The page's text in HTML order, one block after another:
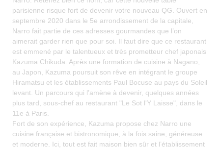
parisienne risque fort de devenir votre nouveau QG. Ouvert en
septembre 2020 dans le 5e arrondissement de la capitale,
Narro fait partie de ces adresses gourmandes que l’on
aimerait garder rien que pour soi. Il faut dire que ce restaurant
est emmené par le talentueux et très prometteur chef japonais
Kazuma Chikuda. Après une formation de cuisine à Nagano,
au Japon, Kazuma poursuit son rêve en intégrant le groupe
Hiramatsu et les établissements Paul Bocuse au pays du Soleil
levant. Un parcours qui l’amène à devenir, quelques années
plus tard, sous-chef au restaurant "Le Sot l'Y Laisse", dans le
11e à Paris.
Fort de son expérience, Kazuma propose chez Narro une
cuisine française et bistronomique, à la fois saine, généreuse
et moderne. Ici, tout est fait maison bien sûr et l’établissement